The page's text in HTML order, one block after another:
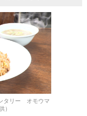
タリー オモウマ
）